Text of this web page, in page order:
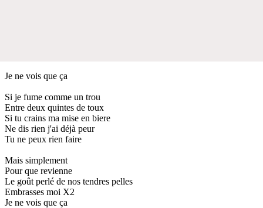
Je ne vois que ça
Si je fume comme un trou
Entre deux quintes de toux
Si tu crains ma mise en biere
Ne dis rien j'ai déjà peur
Tu ne peux rien faire
Mais simplement
Pour que revienne
Le goût perlé de nos tendres pelles
Embrasses moi X2
Je ne vois que ça